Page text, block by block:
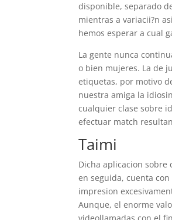
disponible, separado
mientras a variacii?n
hemos esperar a cual
La gente nunca
o bien mujeres. La de
etiquetas, por motivo
nuestra amiga la
cualquier clase sobre
efectuar match
Taimi
Dicha aplicacion sobre
en seguida, cuenta
impresion
Aunque, el enorme